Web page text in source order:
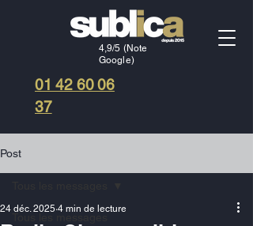
01 42 60 06
37
4,9/5 (Note
Google)
Post
24 déc. 2025 4 min de lecture